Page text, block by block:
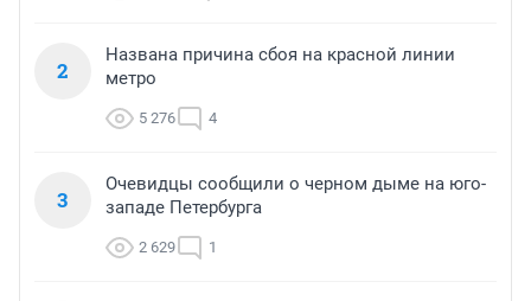
2
Названа причина сбоя на красной линии
метро
5 276 4
3
Очевидцы сообщили о черном дыме на юго-
западе Петербурга
2 629 1